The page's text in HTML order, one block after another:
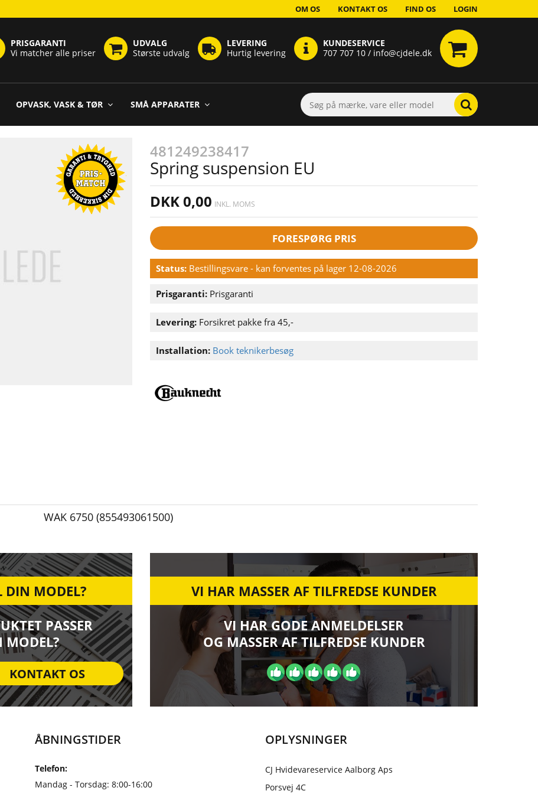
OM OS KONTAKT OS FIND OS LOGIN
PRISGARANTI
Vi matcher alle priser
UDVALG
Største udvalg
LEVERING
Hurtig levering
KUNDESERVICE
707 707 10 / info@cjdele.dk
OPVASK, VASK & TØR SMÅ APPARATER
481249238417
Spring suspension EU
DKK 0,00 INKL. MOMS
FORESPØRG PRIS
Status: Bestillingsvare - kan forventes på lager 12-08-2026
Prisgaranti: Prisgaranti
Levering: Forsikret pakke fra 45,-
Installation: Book teknikerbesøg
WAK 6750 (855493061500)
DIN MODEL?
PASSER
MODEL?
KONTAKT OS
VI HAR MASSER AF TILFREDSE KUNDER
VI HAR GODE ANMELDELSER
OG MASSER AF TILFREDSE KUNDER
ÅBNINGSTIDER
Telefon:
Mandag - Torsdag: 8:00-16:00
OPLYSNINGER
CJ Hvidevareservice Aalborg Aps
Porsvej 4C